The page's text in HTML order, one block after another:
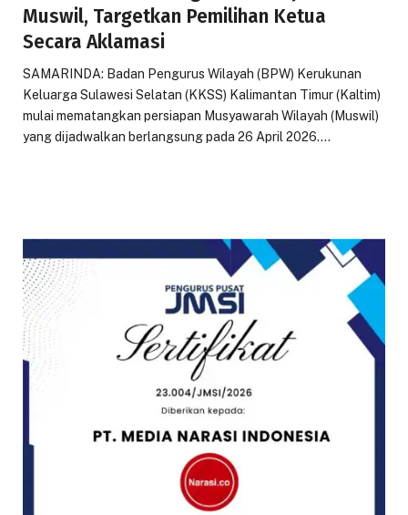
Muswil, Targetkan Pemilihan Ketua
Secara Aklamasi
SAMARINDA: Badan Pengurus Wilayah (BPW) Kerukunan
Keluarga Sulawesi Selatan (KKSS) Kalimantan Timur (Kaltim)
mulai mematangkan persiapan Musyawarah Wilayah (Muswil)
yang dijadwalkan berlangsung pada 26 April 2026.…